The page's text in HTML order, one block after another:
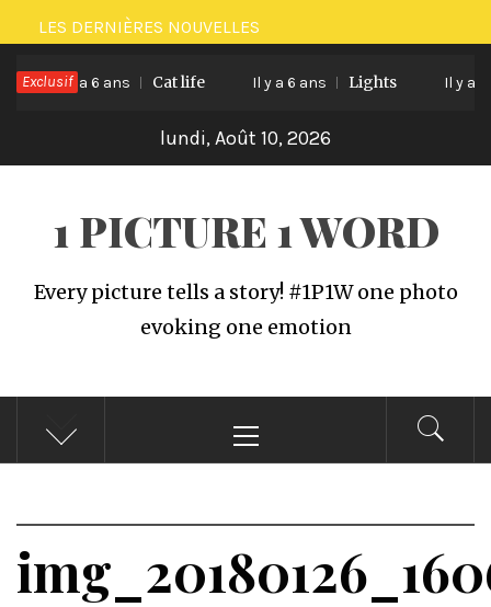
Passer
au
contenu
LES DERNIÈRES NOUVELLES
Exclusif
Il y a 6 ans Cat life Il y a 6 ans Lights Il y a 6
lundi, Août 10, 2026
1 PICTURE 1 WORD
Every picture tells a story! #1P1W one photo
evoking one emotion
principal